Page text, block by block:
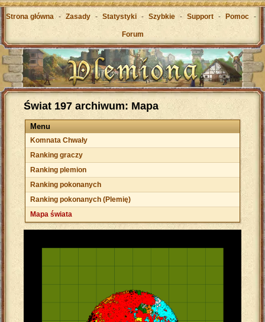
Strona główna - Zasady - Statystyki - Szybkie - Support - Pomoc -
Forum
Świat 197 archiwum: Mapa
Menu
Komnata Chwały
Ranking graczy
Ranking plemion
Ranking pokonanych
Ranking pokonanych (Plemię)
Mapa świata